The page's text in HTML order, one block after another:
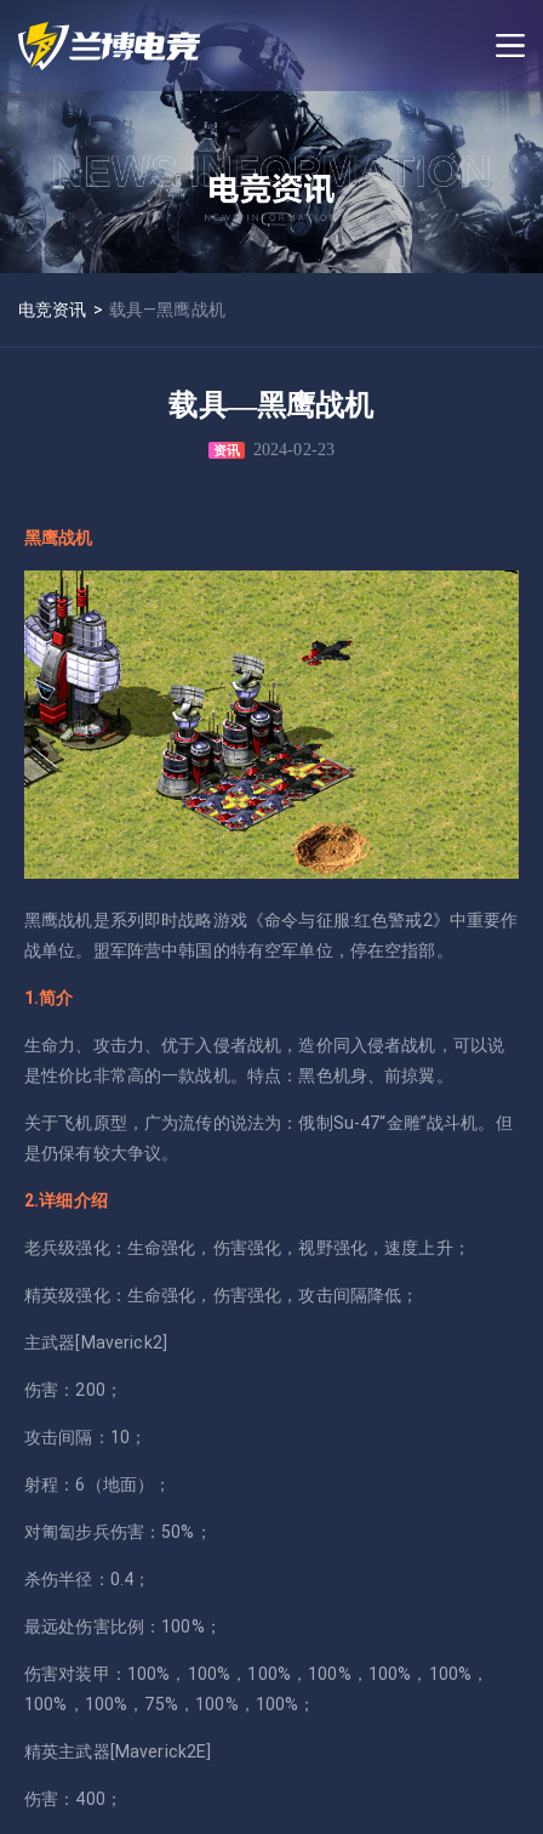
电竞资讯 > 载具—黑鹰战机
载具—黑鹰战机
资讯 2024-02-23
黑鹰战机
黑鹰战机是系列即时战略游戏《命令与征服:红色警戒2》中重要作
战单位。盟军阵营中韩国的特有空军单位，停在空指部。
1.简介
生命力、攻击力、优于入侵者战机，造价同入侵者战机，可以说
是性价比非常高的一款战机。特点：黑色机身、前掠翼。
关于飞机原型，广为流传的说法为：俄制Su-47“金雕”战斗机。但
是仍保有较大争议。
2.详细介绍
老兵级强化：生命强化，伤害强化，视野强化，速度上升；
精英级强化：生命强化，伤害强化，攻击间隔降低；
主武器[Maverick2]
伤害：200；
攻击间隔：10；
射程：6（地面）；
对匍匐步兵伤害：50%；
杀伤半径：0.4；
最远处伤害比例：100%；
伤害对装甲：100%，100%，100%，100%，100%，100%，
100%，100%，75%，100%，100%；
精英主武器[Maverick2E]
伤害：400；